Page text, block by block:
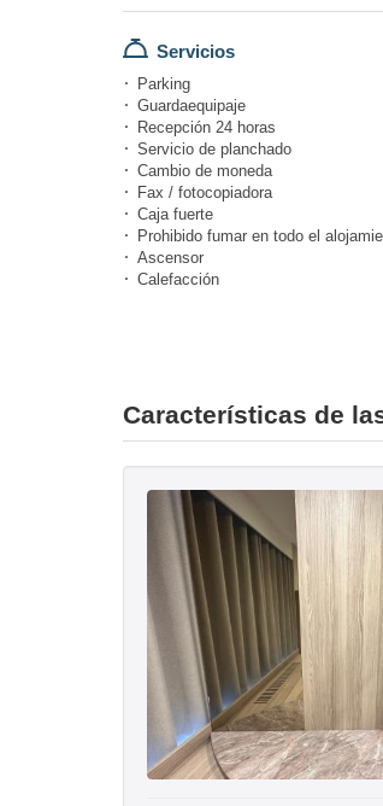
Servicios
Parking
Guardaequipaje
Recepción 24 horas
Servicio de planchado
Cambio de moneda
Fax / fotocopiadora
Caja fuerte
Prohibido fumar en todo el
Ascensor
Calefacción
Características de